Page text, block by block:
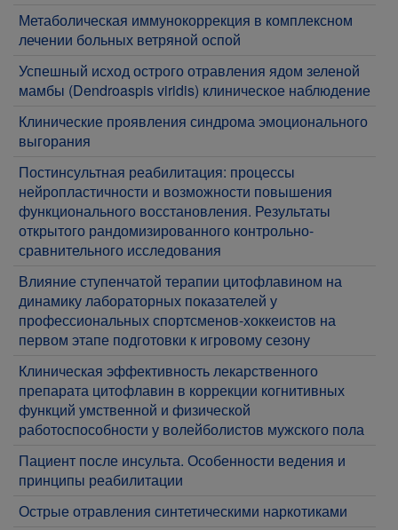
​Метаболическая иммунокоррекция в комплексном
лечении больных ветряной оспой
Успешный исход острого отравления ядом зеленой
мамбы (Dendroaspis viridis) клиническое наблюдение
Клинические проявления синдрома эмоционального
выгорания
Постинсультная реабилитация: процессы
нейропластичности и возможности повышения
функционального восстановления. Результаты
открытого рандомизированного контрольно-
сравнительного исследования
Влияние ступенчатой терапии цитофлавином на
динамику лабораторных показателей у
профессиональных спортсменов-хоккеистов на
первом этапе подготовки к игровому сезону
Клиническая эффективность лекарственного
препарата цитофлавин в коррекции когнитивных
функций умственной и физической
работоспособности у волейболистов мужского пола
​Пациент после инсульта. Особенности ведения и
принципы реабилитации
Острые отравления синтетическими наркотиками